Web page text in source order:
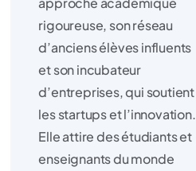
rigoureuse, son réseau
d’anciens élèves influents
et son incubateur
d’entreprises, qui soutient
les startups et l’innovation.
Elle attire des étudiants et
enseignants du monde